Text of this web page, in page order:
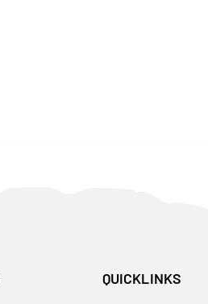
QUICKLINKS